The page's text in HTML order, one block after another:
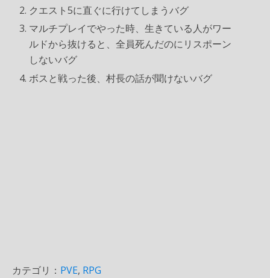
クエスト5に直ぐに行けてしまうバグ
マルチプレイでやった時、生きている人がワー
ルドから抜けると、全員死んだのにリスポーン
しないバグ
ボスと戦った後、村長の話が聞けないバグ
カテゴリ： PVE, RPG